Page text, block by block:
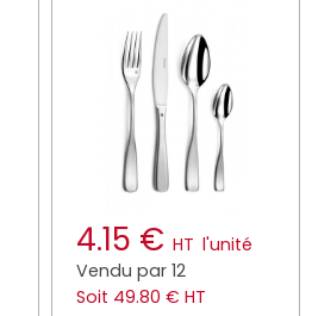
4.15 € HT l'unité
Vendu par 12
Soit 49.80 € HT